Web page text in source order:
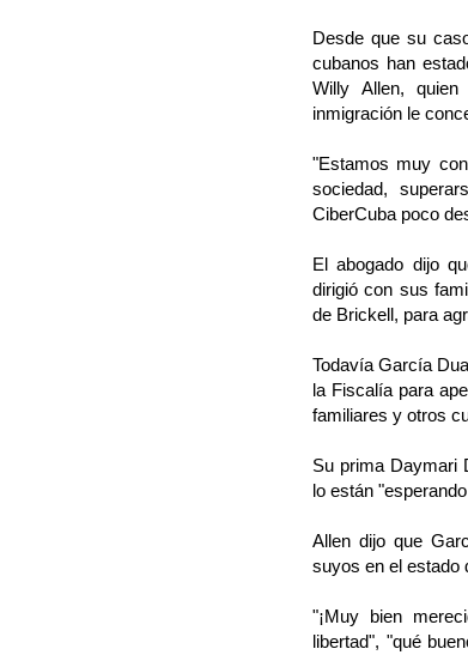
Desde que su
cubanos han
Willy Allen,
inmigración le
"Estamos muy
sociedad,
CiberCuba poco
El abogado dijo
dirigió con sus
de Brickell, para
Todavía García
la Fiscalía para
familiares y otros
Su prima Daymari
lo están
Allen dijo que
suyos en el estado
"¡Muy bien
libertad", "qué